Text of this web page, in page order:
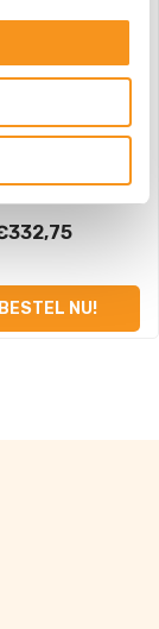
Ringbediening
332,75
BESTEL NU!